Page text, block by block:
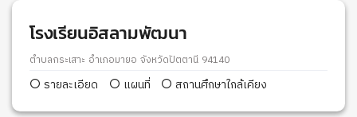
โรงเรียนอิสลามพัฒนา
ตำบลกระเสาะ อำเภอมายอ จังหวัดปัตตานี 94140
รายละเอียด แผนที่ สถานศึกษาใกล้เคียง